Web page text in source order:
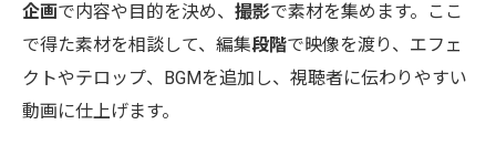
企画で内容や目的を決め、 撮影で素材を集めます。ここ
で得た素材を相談して、編集段階で映像を渡り、エフェ
クトやテロップ、BGMを追加し、視聴者に伝わりやすい
動画に仕上げます。